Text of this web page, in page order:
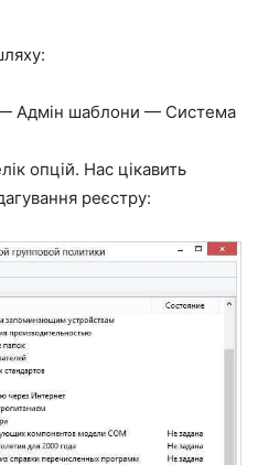
— Адмін шаблони — Система
опцій. Нас цікавить
реєстру: